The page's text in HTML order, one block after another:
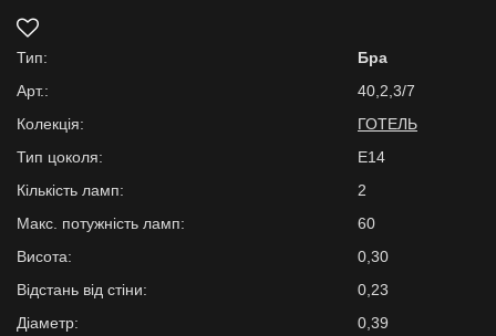
Тип:
Бра
Арт.:
40,2,3/7
Колекція:
ГОТЕЛЬ
Тип цоколя:
E14
Кількість ламп:
2
Макс. потужність ламп:
60
Висота:
0,30
Відстань від стіни:
0,23
Діаметр:
0,39